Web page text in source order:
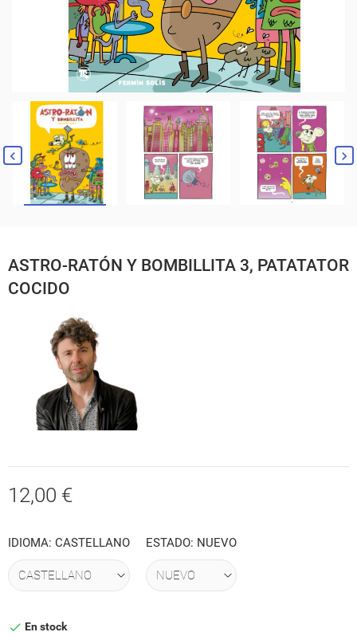
ASTRO-RATÓN Y BOMBILLITA 3, PATATATOR
COCIDO
12,00 €
IDIOMA: CASTELLANO ESTADO: NUEVO
 En stock